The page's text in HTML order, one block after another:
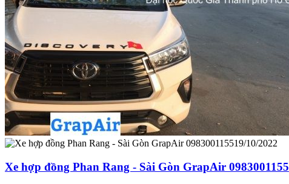
19/10/2022
Xe hợp đồng Phan Rang - Sài Gòn GrapAir 0983001155